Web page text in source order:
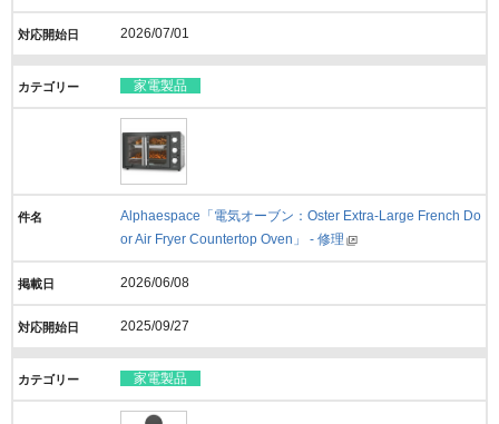
2026/07/01
家電製品
Alphaespace「電気オーブン：Oster Extra-Large French Do
or Air Fryer Countertop Oven」 - 修理
2026/06/08
2025/09/27
家電製品